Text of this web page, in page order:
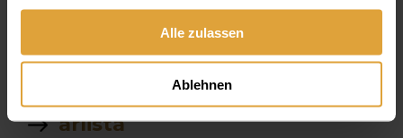
gesammelt haben.
Alle zulassen
Ablehnen
Komplet felső rögzített
fogsor ára
stegprotezis
árlista